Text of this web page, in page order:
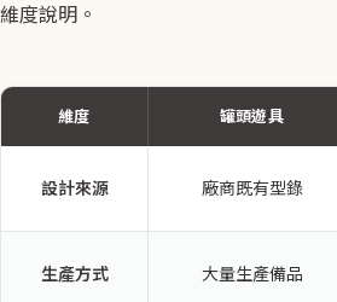
維度說明。
維度 罐頭遊具
設計來源 廠商既有型錄
生產方式 大量生產備品